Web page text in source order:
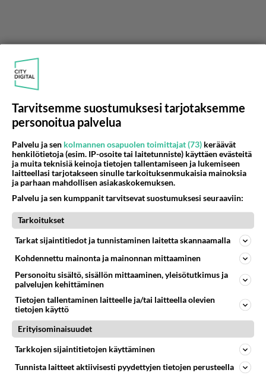
2024-03-01 13:09:07
Tarvitsemme suostumuksesi tarjotaksemme
personoitua palvelua
Palvelu ja sen kolmannen osapuolen toimittajat (73) keräävät
henkilötietoja (esim. IP-osoite tai laitetunniste) käyttäen evästeitä
ja muita teknisiä keinoja tietojen tallentamiseen ja lukemiseen
laitteellasi tarjotakseen sinulle tarkoituksenmukaisia mainoksia
ja parhaan mahdollisen asiakaskokemuksen.
Palvelu ja sen kumppanit tarvitsevat suostumuksesi seuraaviin:
Tarkoitukset
Tarkat sijaintitiedot ja tunnistaminen laitetta skannaamalla
Kohdennettu mainonta ja mainonnan mittaaminen
Personoitu sisältö, sisällön mittaaminen, yleisötutkimus ja
palvelujen kehittäminen
Tietojen tallentaminen laitteelle ja/tai laitteella olevien
tietojen käyttö
Erityisominaisuudet
Tarkkojen sijaintitietojen käyttäminen
Tunnista laitteet aktiivisesti pyydettyjen tietojen perusteella